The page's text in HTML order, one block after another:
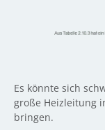
Es könnte sich
große Heizleitung
bringen.